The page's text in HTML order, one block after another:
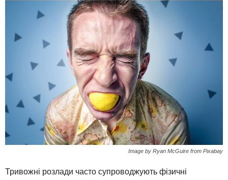
Image by Ryan McGuire from Pixabay
Тривожні розлади часто супроводжують фізичні